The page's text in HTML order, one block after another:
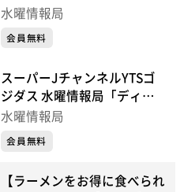
の中頑張っています！山形で
水曜情報局
会員無料
スーパーJチャンネルYTSゴ
ジダス 水曜情報局「ディス
クゴルフの魅力」
水曜情報局
会員無料
【ラーメンをお得に食べられ